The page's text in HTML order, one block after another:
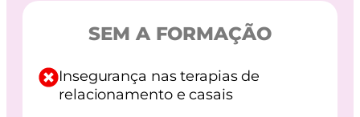
SEM A FORMAÇÃO
Insegurança nas terapias de
relacionamento e casais